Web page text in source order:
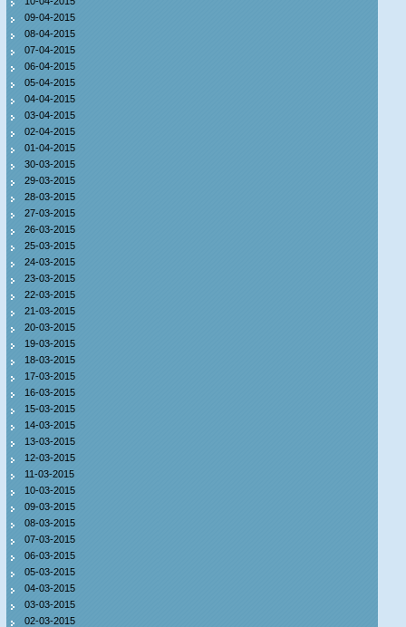
09-04-2015
08-04-2015
07-04-2015
06-04-2015
05-04-2015
04-04-2015
03-04-2015
02-04-2015
01-04-2015
30-03-2015
29-03-2015
28-03-2015
27-03-2015
26-03-2015
25-03-2015
24-03-2015
23-03-2015
22-03-2015
21-03-2015
20-03-2015
19-03-2015
18-03-2015
17-03-2015
16-03-2015
15-03-2015
14-03-2015
13-03-2015
12-03-2015
11-03-2015
10-03-2015
09-03-2015
08-03-2015
07-03-2015
06-03-2015
05-03-2015
04-03-2015
03-03-2015
02-03-2015